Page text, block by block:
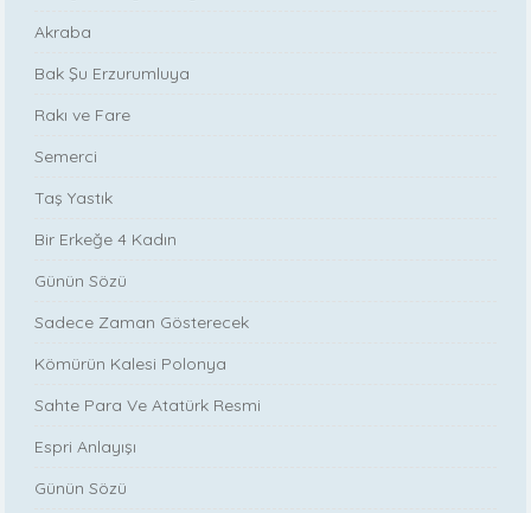
Akraba
Bak Şu Erzurumluya
Rakı ve Fare
Semerci
Taş Yastık
Bir Erkeğe 4 Kadın
Günün Sözü
Sadece Zaman Gösterecek
Kömürün Kalesi Polonya
Sahte Para Ve Atatürk Resmi
Espri Anlayışı
Günün Sözü